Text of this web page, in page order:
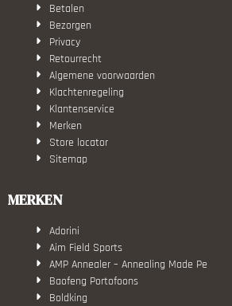
Betalen
Bezorgen
Privacy
Retourrecht
Algemene voorwaarden
Klachtenregeling
Klantenservice
Merken
Store locator
Sitemap
MERKEN
Adorini
Aim Field Sports
AMP Annealer – Annealing Made Pe
Baofeng Portofoons
Boldking